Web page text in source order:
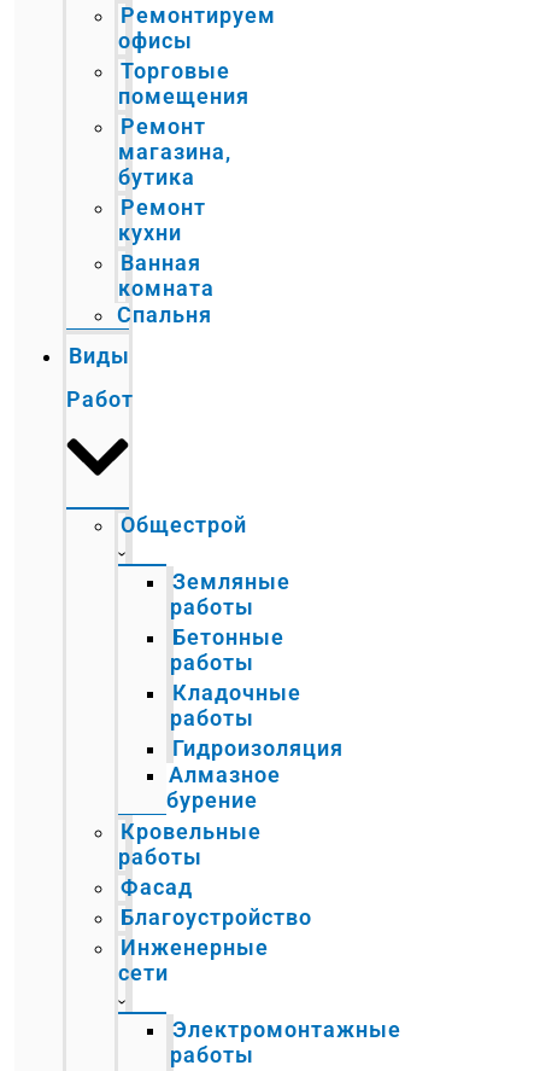
Ремонтируем
офисы
Торговые
помещения
Ремонт
магазина,
бутика
Ремонт
кухни
Ванная
комната
Спальня
Виды
Работ
Общестрой
Земляные
работы
Бетонные
работы
Кладочные
работы
Гидроизоляция
Алмазное
бурение
Кровельные
работы
Фасад
Благоустройство
Инженерные
сети
Электромонтажные
работы